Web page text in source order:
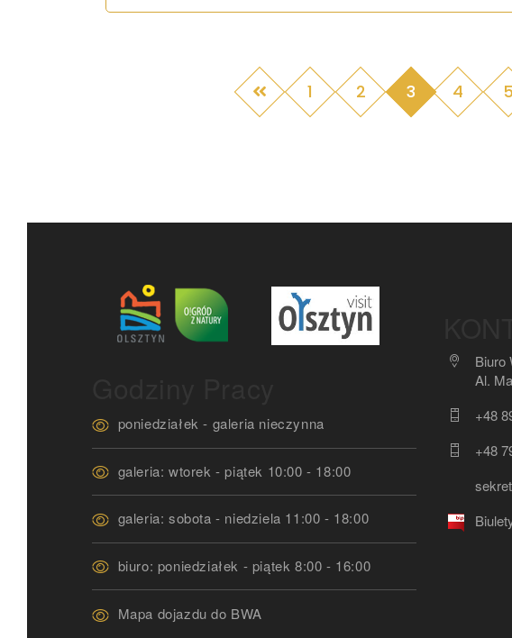
1 2 3 4 5
poniedziałek - galeria nieczynna
galeria: wtorek - piątek 10:00 - 18:00
galeria: sobota - niedziela 11:00 - 18:00
biuro: poniedziałek - piątek 8:00 - 16:00
Mapa dojazdu do BWA
Biuro
Al.
+48
+48